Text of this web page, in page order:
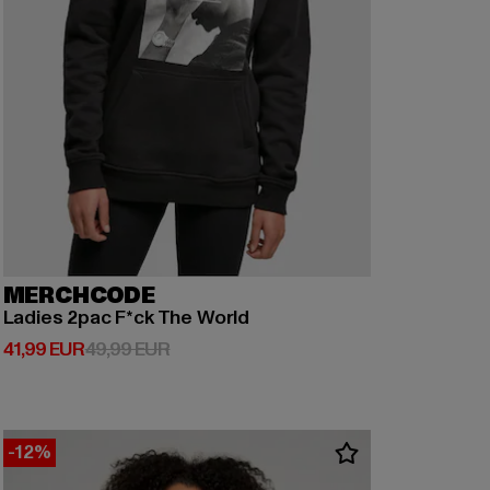
MERCHCODE
Ladies 2pac F*ck The World
41,99 EUR
Derzeitiger Preis: 41,99 EUR
49,99 EURAktionspreis: 49,99 EUR
-12%